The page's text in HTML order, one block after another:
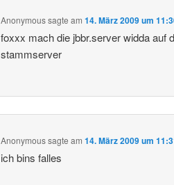
Anonymoussagte am 14. März 2009 um
foxxx mach die jbbr.server widda auf
stammserver
Anonymoussagte am 14. März 2009 um
ich bins falles